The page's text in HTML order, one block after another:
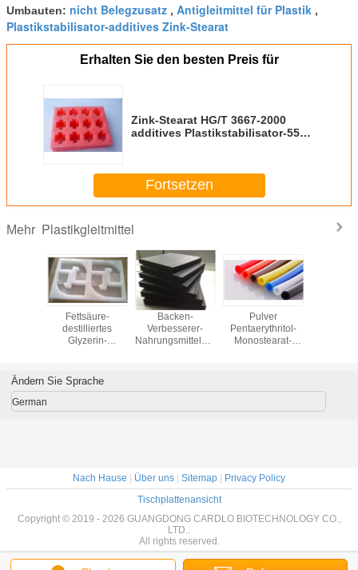
Umbauten: nicht Belegzusatz , Antigleitmittel für Plastik ,
Plastikstabilisator-additives Zink-Stearat
Erhalten Sie den besten Preis für
Zink-Stearat HG/T 3667-2000
additives Plastikstabilisator-557-
Fortsetzen
Mehr Plastikgleitmittel
Fettsäure-
destilliertes
Glyzerin-
Form-Freigabe
Backen-
Verbesserer-
Nahrungsmittelsichere
Lebensmitteltechnologie
Pulver
Pentaerythritol-
Monostearat-
Ändern Sie Sprache
German
Nach Hause | Über uns | Sitemap | Privacy Policy
Tischplattenansicht
Copyright © 2019 - 2026 GUANGDONG CARDLO BIOTECHNOLOGY CO.,
LTD..
All rights reserved.